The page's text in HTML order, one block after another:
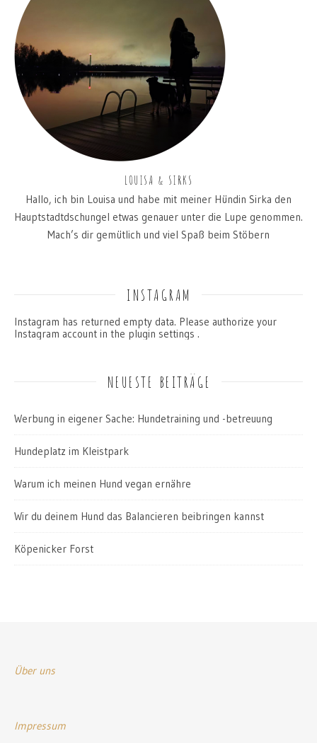
LOUISA & SIRKS
Hallo, ich bin Louisa und habe mit meiner Hündin Sirka den
Hauptstadtdschungel etwas genauer unter die Lupe genommen.
Mach’s dir gemütlich und viel Spaß beim Stöbern
INSTAGRAM
Instagram has returned empty data. Please authorize your
Instagram account in the plugin settings .
NEUESTE BEITRÄGE
Werbung in eigener Sache: Hundetraining und -betreuung
Hundeplatz im Kleistpark
Warum ich meinen Hund vegan ernähre
Wir du deinem Hund das Balancieren beibringen kannst
Köpenicker Forst
Über uns
Impressum